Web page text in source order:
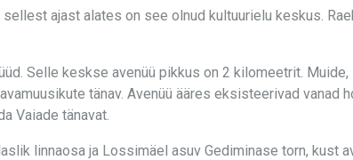
ajast alates on see olnud kultuurielu keskus.
Selle keskse avenüü pikkus on 2 kilomeetrit.
tänav. Avenüü ääres eksisteerivad vanad
Vaiade tänavat.
linnaosa ja Lossimäel asuv Gediminase torn, kust